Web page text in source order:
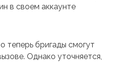
в своем аккаунте
теперь бригады смогут
Однако уточняется,